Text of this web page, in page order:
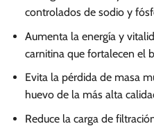
controlados de sodio y
Aumenta la energía y
carnitina que fortalecen el
Evita la pérdida de masa
huevo de la más alta
Reduce la carga de